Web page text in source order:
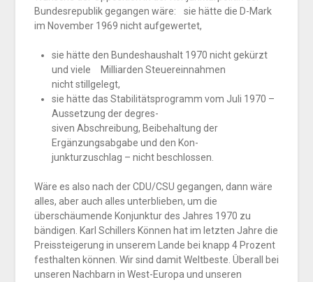
Bundesrepublik gegangen wäre: sie hätte die D-Mark
im November 1969 nicht aufgewertet,
sie hätte den Bundeshaushalt 1970 nicht gekürzt
und viele Milliarden Steuereinnahmen
nicht stillgelegt,
sie hätte das Stabilitätsprogramm vom Juli 1970 –
Aussetzung der degres-
siven Abschreibung, Beibehaltung der
Ergänzungsabgabe und den Kon-
junkturzuschlag – nicht beschlossen.
Wäre es also nach der CDU/CSU gegangen, dann wäre
alles, aber auch alles unterblieben, um die
überschäumende Konjunktur des Jahres 1970 zu
bändigen. Karl Schillers Können hat im letzten Jahre die
Preissteigerung in unserem Lande bei knapp 4 Prozent
festhalten können. Wir sind damit Weltbeste. Überall bei
unseren Nachbarn in West-Europa und unseren